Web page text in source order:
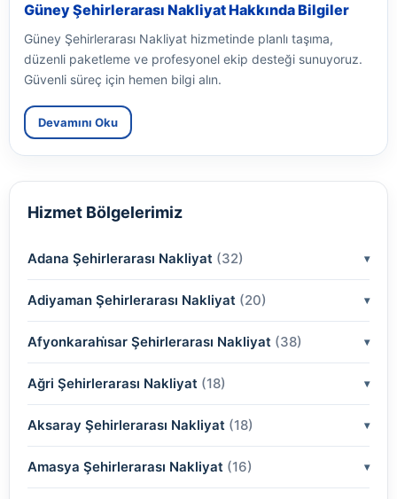
Güney Şehirlerarası Nakliyat Hakkında Bilgiler
Güney Şehirlerarası Nakliyat hizmetinde planlı taşıma,
düzenli paketleme ve profesyonel ekip desteği sunuyoruz.
Güvenli süreç için hemen bilgi alın.
Devamını Oku
Hizmet Bölgelerimiz
Adana Şehirlerarası Nakliyat (32)
(2)
(2)
(2)
(2)
(2)
Adiyaman Şehirlerarası Nakliyat (20)
(2)
(2)
(2)
(2)
Afyonkarahi̇sar Şehirlerarası Nakliyat (38)
(2)
(2)
(2)
Ağri Şehirlerarası Nakliyat (18)
(2)
(2)
Aksaray Şehirlerarası Nakliyat (18)
(2)
Amasya Şehirlerarası Nakliyat (16)